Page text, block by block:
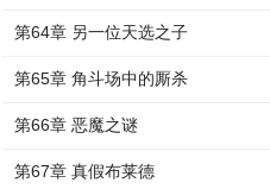
第64章 另一位天选之子
第65章 角斗场中的厮杀
第66章 恶魔之谜
第67章 真假布莱德